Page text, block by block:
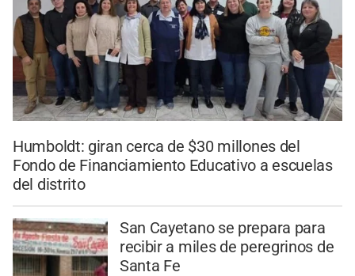
Humboldt: giran cerca de $30 millones del
Fondo de Financiamiento Educativo a escuelas
del distrito
San Cayetano se prepara para
recibir a miles de peregrinos de
Santa Fe